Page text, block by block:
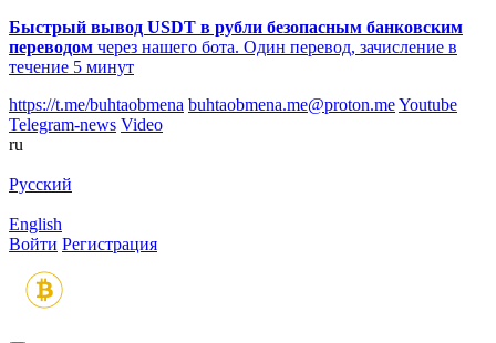
Быстрый вывод USDT в рубли безопасным банковским
переводом через нашего бота. Один перевод, зачисление в
течение 5 минут
https://t.me/buhtaobmena buhtaobmena.me@proton.meYoutube
Telegram-news Video
ru
Русский
English
Войти Регистрация